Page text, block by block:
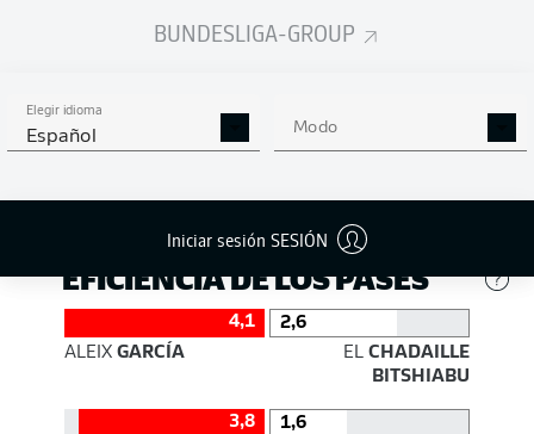
BUNDESLIGA-GROUP
Elegir idioma
Español Modo
Iniciar sesión SESIÓN
(%)
579 352
EFICIENCIA DE LOS PASES
4,1
2,6
ALEIX GARCÍA ELCHADAILLE
BITSHIABU
3,8
1,6